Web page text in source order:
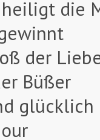
heiligt die
der
Büßer
glücklich